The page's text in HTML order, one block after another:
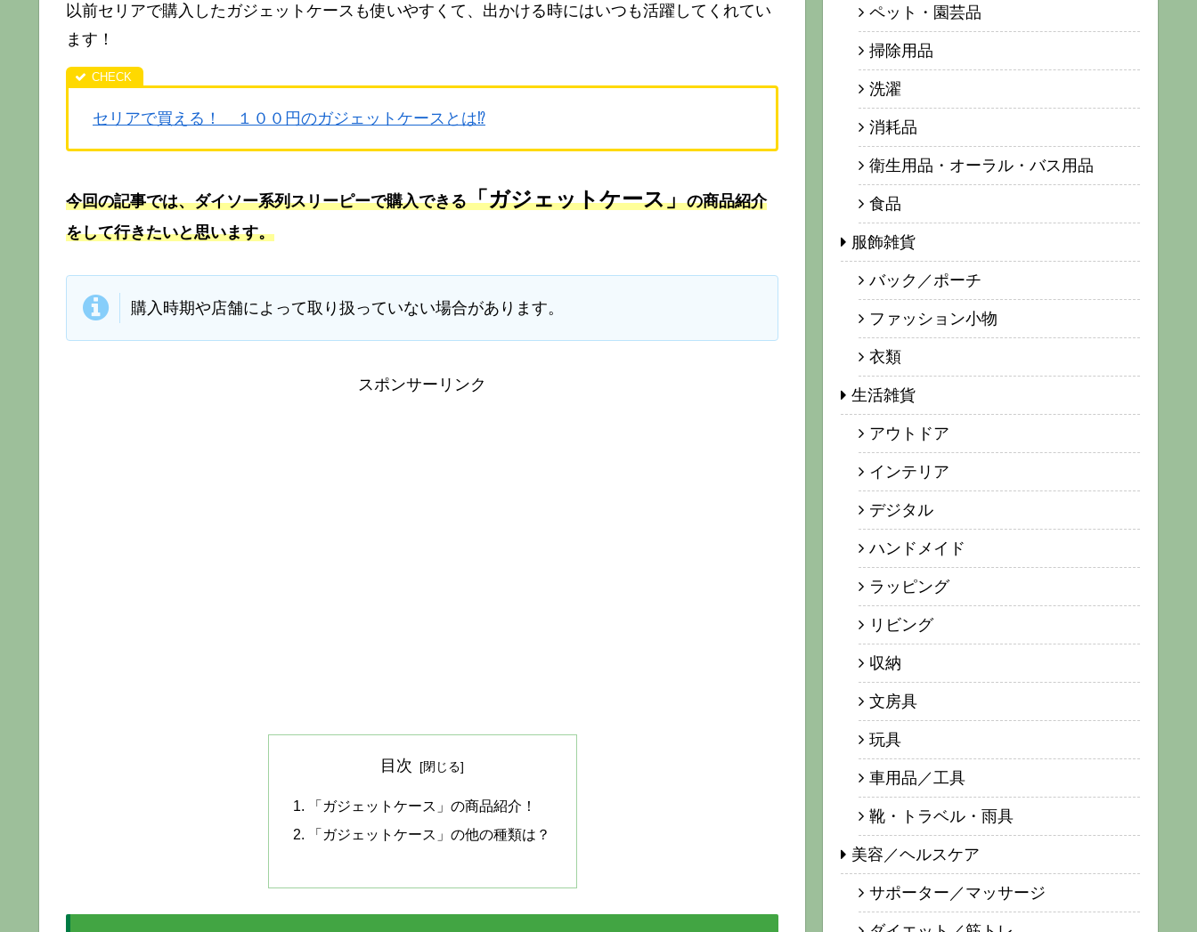
以前セリアで購入したガジェットケースも使いやすくて、出かける時にはいつも活躍してくれてい
ます！
セリアで買える！ １００円のガジェットケースとは⁉
今回の記事では、ダイソー系列スリーピーで購入できる「ガジェットケース」の商品紹介
をして行きたいと思います。
購入時期や店舗によって取り扱っていない場合があります。
スポンサーリンク
目次
「ガジェットケース」の商品紹介！
「ガジェットケース」の他の種類は？
ペット・園芸品
掃除用品
洗濯
消耗品
衛生用品・オーラル・バス用品
食品
服飾雑貨
バック／ポーチ
ファッション小物
衣類
生活雑貨
アウトドア
インテリア
デジタル
ハンドメイド
ラッピング
リビング
収納
文房具
玩具
車用品／工具
靴・トラベル・雨具
美容／ヘルスケア
サポーター／マッサージ